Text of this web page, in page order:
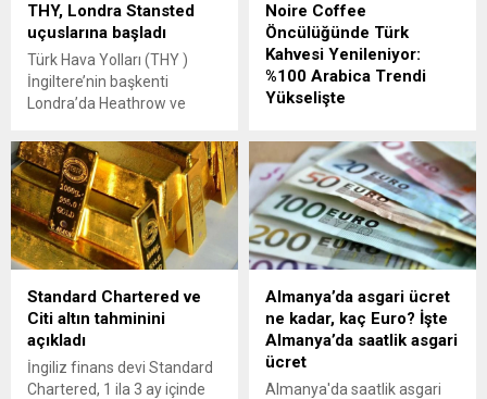
THY, Londra Stansted
uçuslarına başladı
Türk Hava Yolları (THY )
İngiltere’nin başkenti
Londra’da Heathrow ve
Havalimanı’na tarifeli
seferlere başladığını
duyurdu.
Noire Coffee
Öncülüğünde Türk
Kahvesi Yenileniyor:
%100 Arabica Trendi
Yükselişte
DÖNEM: %100 ARABICA
ÇEKİRDEKLER ÖNE ÇIKIYOR
Türkiye’nin en köklü kahve
geleneklerinden biri olan
Türk kahvesi, değişen
tüketici beklentileri ve
kültürünün etkisiyle yeniden
şekilleniyor. Geleneksel
pişirme yöntemi
korunurken, kullanılan
çekirdek kalitesi ve harman
Standard Chartered ve
Citi altın tahminini
açıkladı
İngiliz finans devi Standard
Chartered, 1 ila 3 ay içinde
Almanya’da asgari ücret
ne kadar, kaç Euro? İşte
Almanya’da saatlik asgari
ücret
Almanya'da saatlik asgari